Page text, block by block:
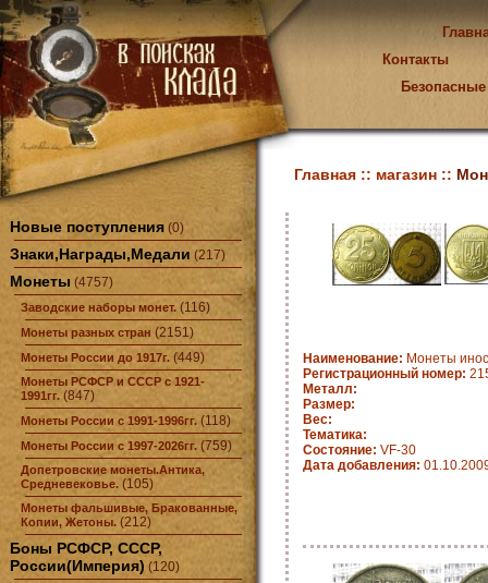
Контакты
Новые поступления (0)
Знаки,Награды,Медали (217)
Монеты (4757)
Заводские наборы монет. (116)
Монеты разных стран (2151)
Монеты России до 1917г. (449)
Монеты РСФСР и СССР с 1921-
1991гг. (847)
Монеты России с 1991-1996гг. (118)
Монеты России с 1997-2026гг. (759)
Допетровские монеты.Антика,
Средневековье. (105)
Монеты фальшивые, Бракованные,
Копии, Жетоны. (212)
Боны РСФСР, СССР,
России(Империя) (120)
Главная :: магазин ::
Наименование: Монеты
Регистрационный номер:
Металл:
Размер:
Вес:
Тематика:
Состояние: VF-30
Дата добавления: